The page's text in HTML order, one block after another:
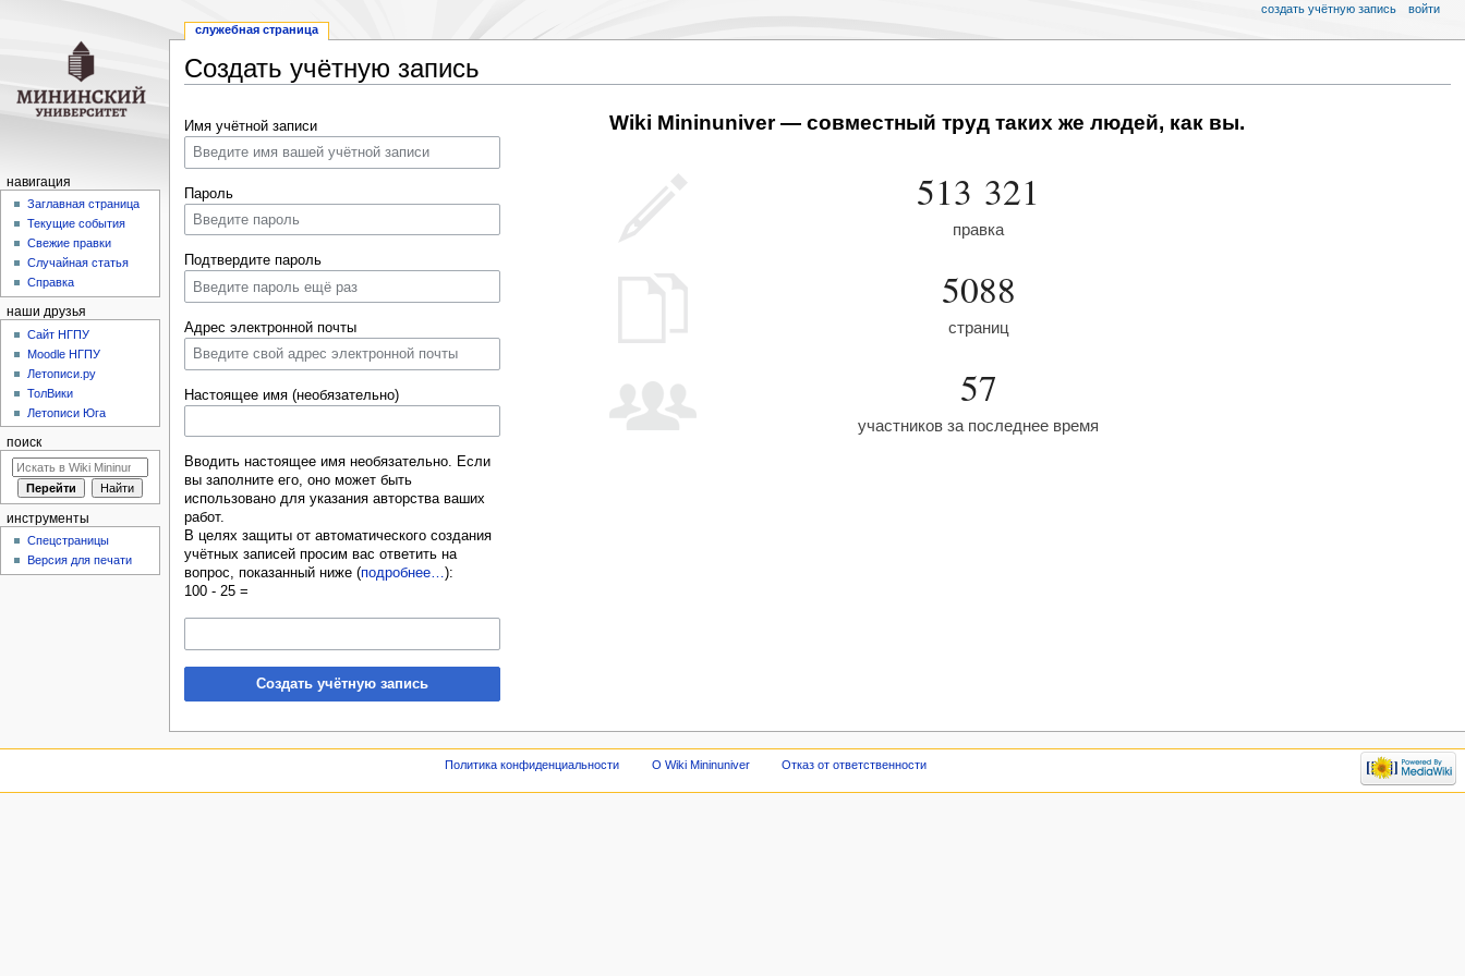
Создать учётную запись
к
навигации
к
поиску
Имя учётной записи
Пароль
Подтвердите пароль
Адрес электронной почты
Настоящее имя (необязательно)
Вводить настоящее имя необязательно. Если
вы заполните его, оно может быть
использовано для указания авторства ваших
работ.
В целях защиты от автоматического создания
учётных записей просим вас ответить на
вопрос, показанный ниже (подробнее…):
100 - 25 =
Создать учётную запись
Wiki Mininuniver — совместный труд таких же людей, как вы.
513 321
правка
5088
страниц
57
участников за последнее время
служебная страница
создать учётную запись войти
навигация
Заглавная страница
Текущие события
Свежие правки
Случайная статья
Справка
наши друзья
Cайт НГПУ
Moodle НГПУ
Летописи.ру
ТолВики
Летописи Юга
поиск
инструменты
Спецстраницы
Версия для печати
Политика конфиденциальности О Wiki Mininuniver Отказ от ответственности